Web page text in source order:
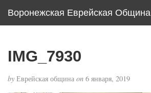
Воронежская Еврейская Община
IMG_7930
by Еврейская община on 6 января, 2019